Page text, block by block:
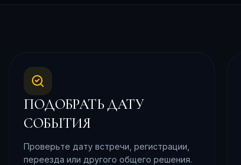
ПОДОБРАТЬ ДАТУ
СОБЫТИЯ
Проверьте дату встречи, регистрации,
переезда или другого общего решения.